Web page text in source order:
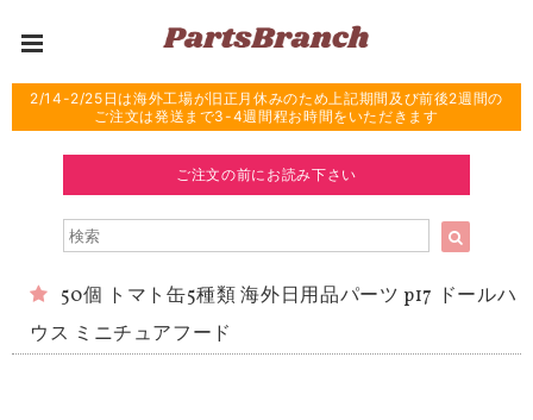
2/14-2/25日は海外工場が旧正月休みのため上記期間及び前後2週間の
ご注文は発送まで3-4週間程お時間をいただきます
ご注文の前にお読み下さい
50個 トマト缶5種類 海外日用品パーツ p17 ドールハ
ウス ミニチュアフード